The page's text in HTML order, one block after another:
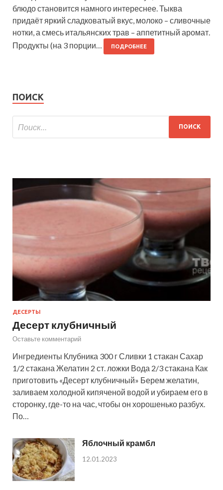
блюдо становится намного интереснее. Тыква
придаёт яркий сладковатый вкус, молоко – сливочные
нотки, а смесь итальянских трав – аппетитный аромат.
Продукты (на 3 порции…
ПОДРОБНЕЕ
ПОИСК
ДЕСЕРТЫ
Десерт клубничный
Оставьте комментарий
Ингредиенты Клубника 300 г Сливки 1 стакан Сахар
1/2 стакана Желатин 2 ст. ложки Вода 2/3 стакана Как
приготовить «Десерт клубничный» Берем желатин,
заливаем холодной кипяченой водой и убираем его в
сторонку, где-то на час, чтобы он хорошенько разбух.
По…
Яблочный крамбл
12.01.2023